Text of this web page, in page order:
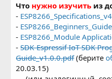
Что нужно изучить из
-
-
- ESP8266_Module
-SDK-Espressif IoT SDK
Guide_v1.0.0.pdf(берите
20.03.15)